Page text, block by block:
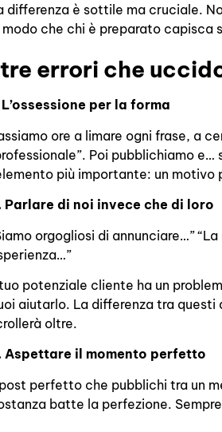
differenza è sottile ma cruciale.
modo che chi è preparato capisca
errori che
L’ossessione per la forma
ore a limare ogni frase, a
Poi pubblichiamo
più importante: un
Parlare di noi invece che di loro
orgogliosi di annunciare…”
potenziale cliente ha un
aiutarlo. La differenza tra
oltre.
Aspettare il momento perfetto
perfetto che pubblichi tra un
batte la perfezione.